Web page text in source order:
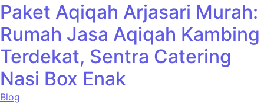
Paket Aqiqah Arjasari Murah:
Rumah Jasa Aqiqah Kambing
Terdekat, Sentra Catering
Nasi Box Enak
Blog